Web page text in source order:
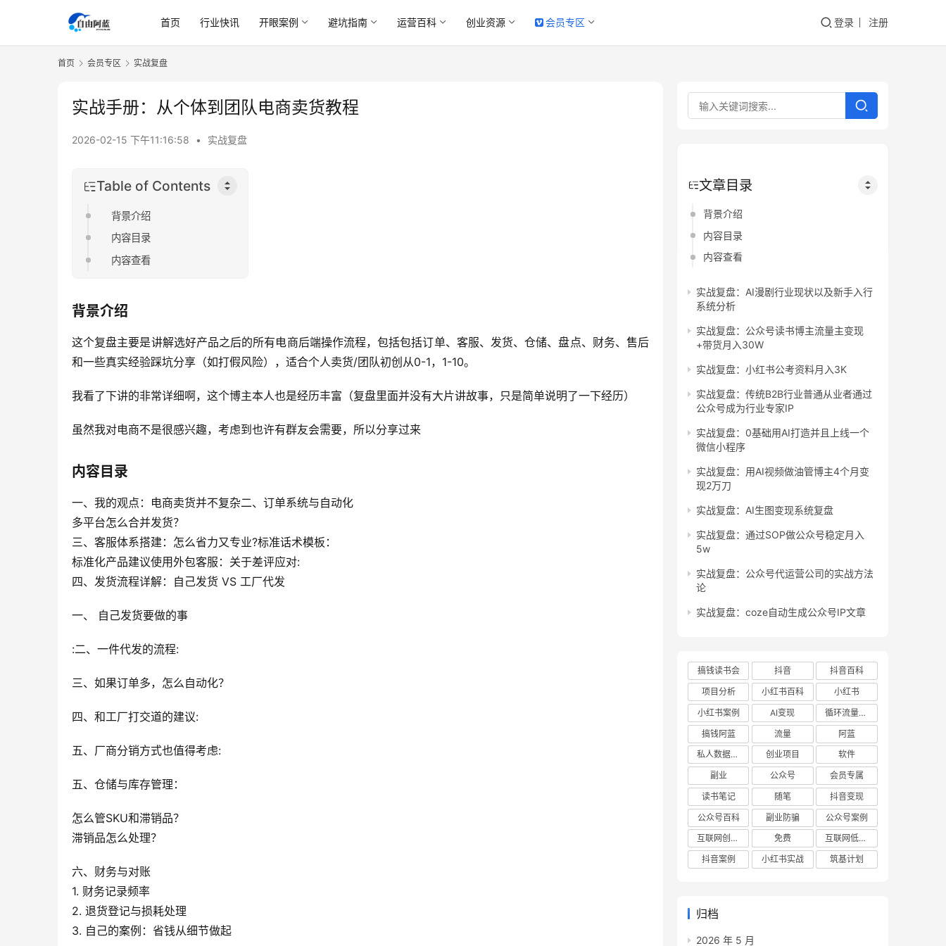
首页 行业快讯 开眼案例 避坑指南 运营百科 创业资源 会员专区 登录 注册
首页 会员专区 实战复盘
实战手册：从个体到团队电商卖货教程
2026-02-15 下午11:16:58 • 实战复盘
Table of Contents
背景介绍
内容目录
内容查看
背景介绍
这个复盘主要是讲解选好产品之后的所有电商后端操作流程，包括包括订单、客服、发货、仓储、盘点、财务、售后
和一些真实经验踩坑分享（如打假风险），适合个人卖货/团队初创从0-1，1-10。
我看了下讲的非常详细啊，这个博主本人也是经历丰富（复盘里面并没有大片讲故事，只是简单说明了一下经历）
虽然我对电商不是很感兴趣，考虑到也许有群友会需要，所以分享过来
内容目录
一、我的观点：电商卖货并不复杂二、订单系统与自动化
多平台怎么合并发货？
三、客服体系搭建：怎么省力又专业?标准话术模板：
标准化产品建议使用外包客服：关于差评应对:
四、发货流程详解：自己发货 VS 工厂代发
一、 自己发货要做的事
:二、一件代发的流程:
三、如果订单多，怎么自动化？
四、和工厂打交道的建议:
五、厂商分销方式也值得考虑:
五、仓储与库存管理：
怎么管SKU和滞销品？
滞销品怎么处理？
六、财务与对账
1. 财务记录频率
2. 退货登记与损耗处理
3. 自己的案例：省钱从细节做起
文章目录
背景介绍
内容目录
内容查看
实战复盘：AI漫剧行业现状以及新手入行
系统分析
实战复盘：公众号读书博主流量主变现
+带货月入30W
实战复盘：小红书公考资料月入3K
实战复盘：传统B2B行业普通从业者通过
公众号成为行业专家IP
实战复盘：0基础用AI打造并且上线一个
微信小程序
实战复盘：用AI视频做油管博主4个月变
现2万刀
实战复盘：AI生图变现系统复盘
实战复盘：通过SOP做公众号稳定月入
5w
实战复盘：公众号代运营公司的实战方法
论
实战复盘：coze自动生成公众号IP文章
搞钱读书会 抖音
抖音百科
项目分析
小红书百科
小红书
小红书案例
AI变现
循环流量实验室
搞钱阿蓝
流量
阿蓝
私人数据库项目
创业项目
软件
副业
公众号
会员专属
读书笔记
随笔
抖音变现
公众号百科
副业防骗
公众号案例
互联网创业项目
免费
互联网低成本创业项目
抖音案例
小红书实战 筑基计划
归档
2026 年 5 月